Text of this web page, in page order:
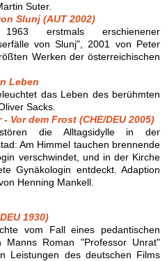
Suter.
Slunj (AUT 2002)
erstmals erschienener
von Slunj", 2001 von Peter
Werken der österreichischen
Leben
das Leben des berühmten
Sacks.
Vor dem Frost (CHE/DEU 2005)
die Alltagsidylle in der
Am Himmel tauchen brennende
verschwindet, und in der Kirche
Gynäkologin entdeckt. Adaption
Henning Mankell.
1930)
vom Fall eines pedantischen
Manns Roman "Professor Unrat"
Leistungen des deutschen Films